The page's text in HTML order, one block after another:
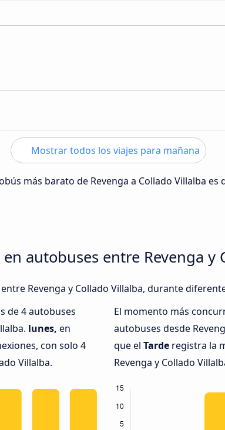
Mostrar todos los viajes para mañana
más barato de Revenga a Collado Villalba es
autobuses entre Revenga y
Revenga y Collado Villalba, durante
de 4 autobuses
lunes, en
con solo 4
Villalba.
El momento más
autobuses desde
que el Tarde registra la
Revenga y Collado